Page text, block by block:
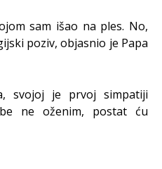
sam išao na ples. No,
poziv, objasnio je Papa
svojoj je prvoj simpatiji
ne oženim, postat ću